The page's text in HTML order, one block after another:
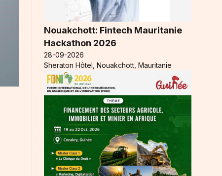
Nouakchott: Fintech Mauritanie
Hackathon 2026
28-09-2026
Sheraton Hôtel, Nouakchott, Mauritanie